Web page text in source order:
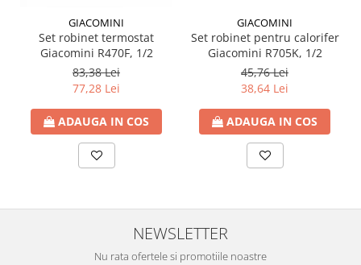
GIACOMINI
Set robinet termostat
Giacomini R470F, 1/2
83,38 Lei
77,28 Lei
ADAUGA IN COS
GIACOMINI
Set robinet pentru calorifer
Giacomini R705K, 1/2
45,76 Lei
38,64 Lei
ADAUGA IN COS
NEWSLETTER
Nu rata ofertele si promotiile noastre